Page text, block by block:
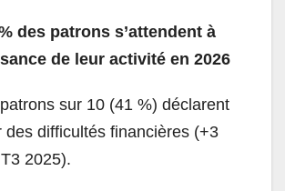
des patrons s’attendent à
de leur activité en 2026
sur 10 (41 %) déclarent
des difficultés financières (+3
2025).